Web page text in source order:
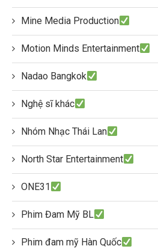
Mine Media Production
Motion Minds Entertainment
Nadao Bangkok
Nghệ sĩ khác
Nhóm Nhạc Thái Lan
North Star Entertainment
ONE31
Phim Đam Mỹ BL
Phim đam mỹ Hàn Quốc